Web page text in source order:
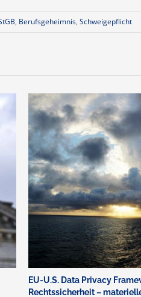
, Berufsgeheimnis, Schweigepflicht
EU-U.S. Data Privacy
Rechtssicherheit –